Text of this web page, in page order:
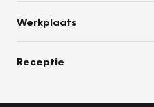
Werkplaats
Receptie